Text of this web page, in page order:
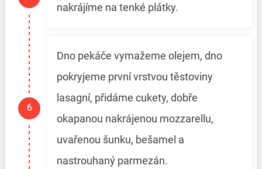
nakrájíme na tenké plátky.
Dno pekáče vymažeme olejem, dno
pokryjeme první vrstvou těstoviny
lasagní, přidáme cukety, dobře
okapanou nakrájenou mozzarellu,
uvařenou šunku, bešamel a
nastrouhaný parmezán.